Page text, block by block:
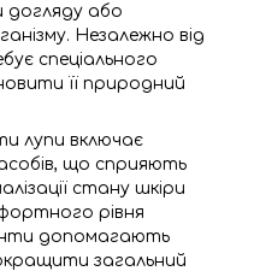
догляду або
Незалежно від
спеціального
її природний
лупи включає
що сприяють
стану шкіри
рівня
допомагають
загальний